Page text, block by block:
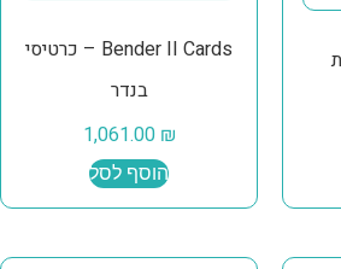
Bender II Cards – כרטיסי
בנדר
1,061.00 ₪
הוסף לסל